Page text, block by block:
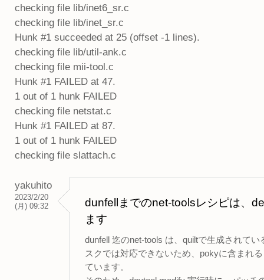
checking file lib/inet6_sr.c
checking file lib/inet_sr.c
Hunk #1 succeeded at 25 (offset -1 lines).
checking file lib/util-ank.c
checking file mii-tool.c
Hunk #1 FAILED at 47.
1 out of 1 hunk FAILED
checking file netstat.c
Hunk #1 FAILED at 87.
1 out of 1 hunk FAILED
checking file slattach.c
yakuhito
2023/2/20
(月) 09:32
dunfellまでのnet-toolsレシピは、
ます
dunfell 迄のnet-tools は、quiltで生成されて
スクでは対応できないため、pokyに含まれ
ています。